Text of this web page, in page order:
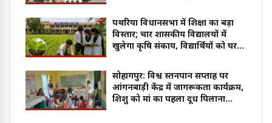
पथरिया विधानसभा में शिक्षा का बड़ा
विस्तार; चार शासकीय विद्यालयों में
खुलेगा कृषि संकाय, विद्यार्थियों को घर
सोहागपुर: विश्व स्तनपान सप्ताह पर
आंगनबाड़ी केंद्र में जागरूकता कार्यक्रम,
शिशु को मां का पहला दूध पिलाना